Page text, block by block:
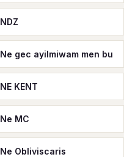
NDZ
Ne gec ayilmiwam men bu
NE KENT
Ne MC
Ne Obliviscaris